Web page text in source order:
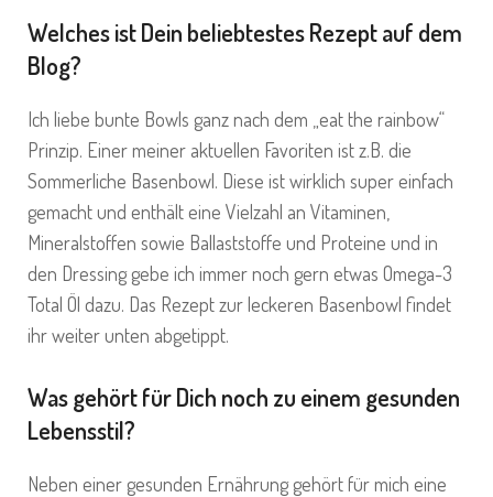
Welches ist Dein beliebtestes Rezept auf dem
Blog?
Ich liebe bunte Bowls ganz nach dem „eat the rainbow“
Prinzip. Einer meiner aktuellen Favoriten ist z.B. die
Sommerliche Basenbowl. Diese ist wirklich super einfach
gemacht und enthält eine Vielzahl an Vitaminen,
Mineralstoffen sowie Ballaststoffe und Proteine und in
den Dressing gebe ich immer noch gern etwas Omega-3
Total Öl dazu. Das Rezept zur leckeren Basenbowl findet
ihr weiter unten abgetippt.
Was gehört für Dich noch zu einem gesunden
Lebensstil?
Neben einer gesunden Ernährung gehört für mich eine